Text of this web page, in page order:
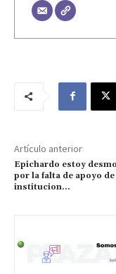
Artículo anterior
Epichardo estoy
por la falta de apoyo de
institucion…